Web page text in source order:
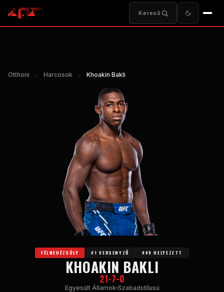
Kereső
Otthoni ♪ Harcosok ♪ Khoakin Bakli
FÉLNEHÉZSÚLY #1 VERSENYZŐ ##9 HELYEZETT
KHOAKIN BAKLI
21-7-0
Egyesült Államok Szabadstílusú